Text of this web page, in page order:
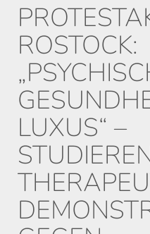
ROSTOCK:
LUXUS“ –